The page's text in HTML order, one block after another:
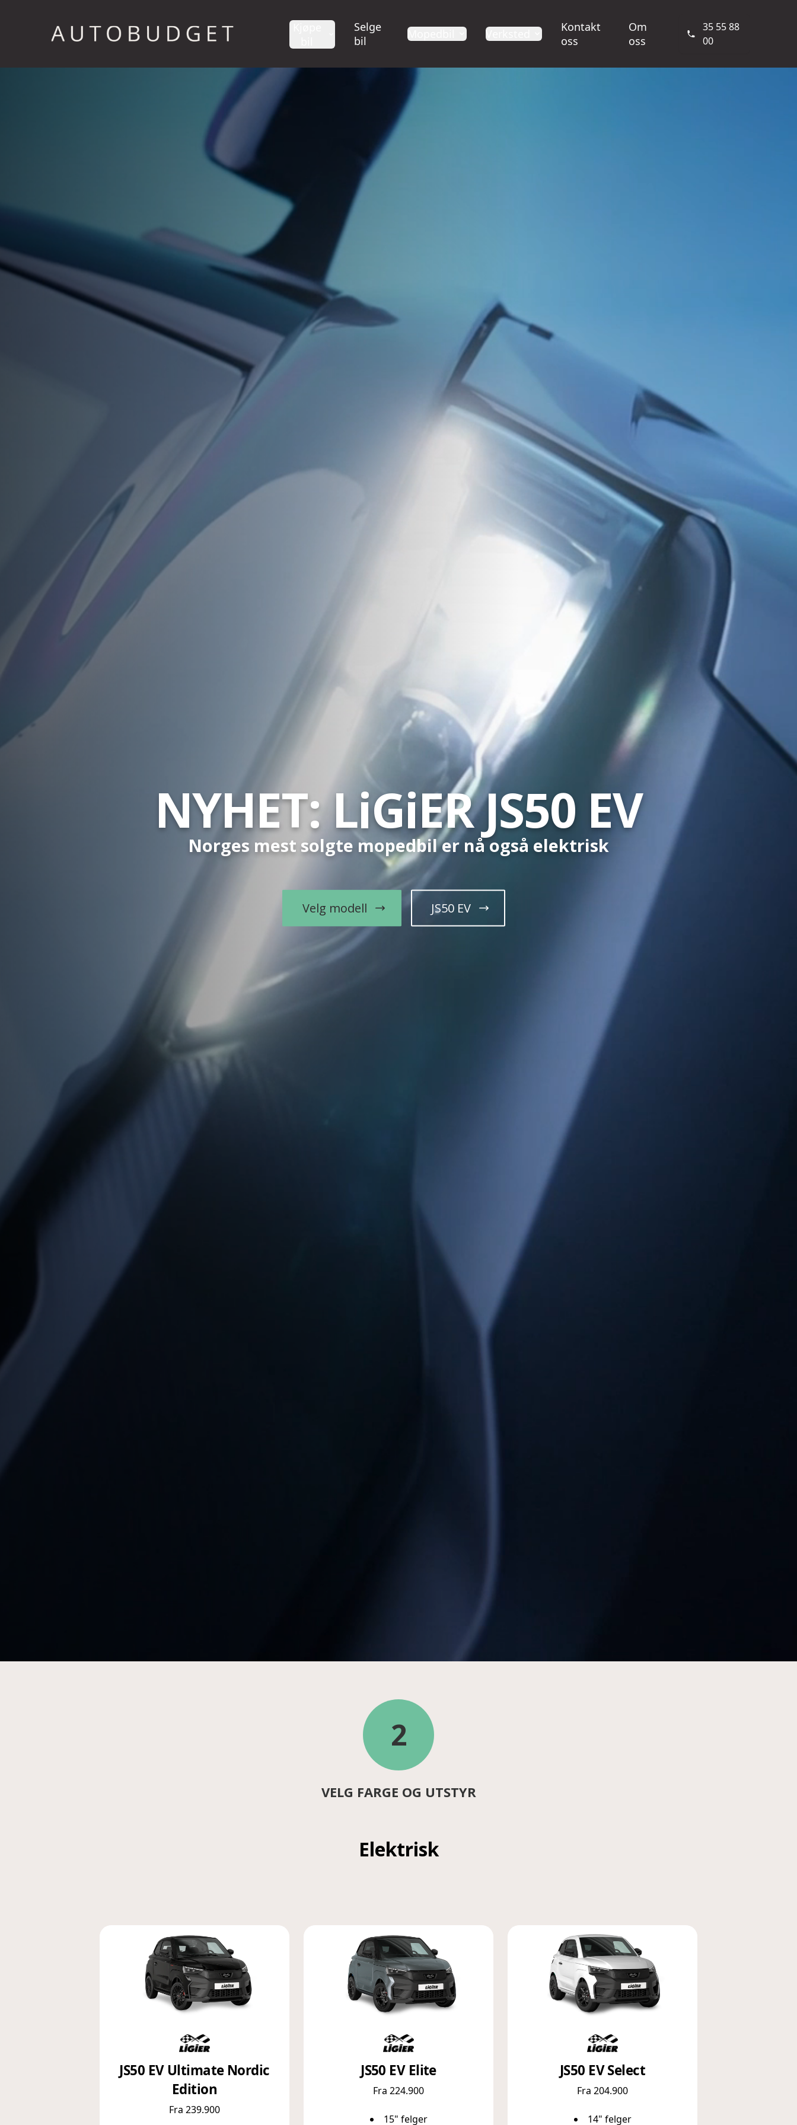
Selge
bil
Mopedbil Verksted
Kontakt
oss
Om
oss
35 55 88
00
NYHET: LiGiER JS50 EV
Norges mest solgte mopedbil er nå også elektrisk
Velg modell JS50 EV
3
SEND INN BESTILLING
Elektrisk
JS50 EV Ultimate Nordic
Edition
Fra 239.900
JS50 EV Elite
Fra 224.900
15" felger
JS50 EV Select
Fra 204.900
14" felger